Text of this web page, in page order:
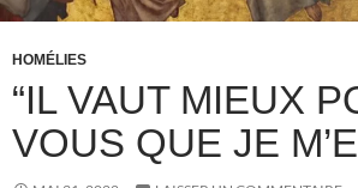
HOMÉLIES
“IL VAUT MIEUX
VOUS QUE JE